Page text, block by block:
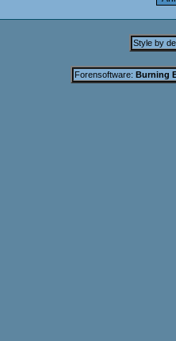
Style by
Forensoftware: Burning